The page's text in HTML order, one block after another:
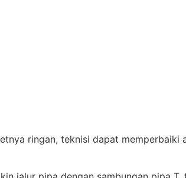
ringan, teknisi dapat memperbaiki